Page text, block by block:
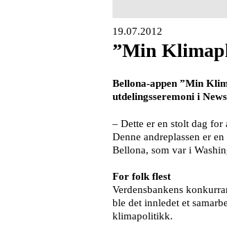
19.07.2012
”Min
Bellona-appen ”Min
utdelingsseremoni i
– Dette er en stolt dag
Denne andreplassen er
Bellona, som var i
For folk flest
Verdensbankens
ble det innledet et
klimapolitikk.